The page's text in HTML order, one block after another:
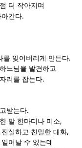
더 작아지며
간다.
를 잊어버리게 만든다.
느님을 발견하고
리를 잡는다.
받는다.
말 한마디나 미소,
실하고 친밀한 대화,
어날 수 있는데